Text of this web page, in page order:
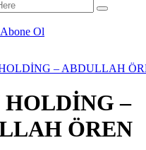
Ol
– ABDULLAH
HOLDİNG –
ÖREN